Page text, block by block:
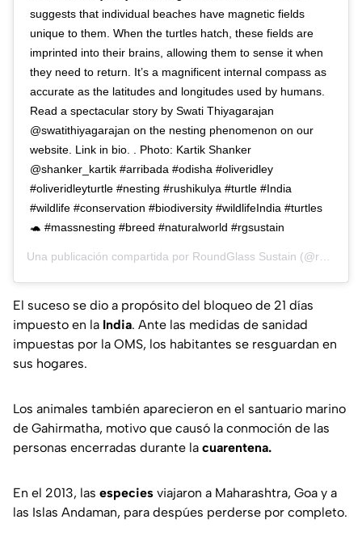
suggests that individual beaches have magnetic fields
unique to them. When the turtles hatch, these fields are
imprinted into their brains, allowing them to sense it when
they need to return. It’s a magnificent internal compass as
accurate as the latitudes and longitudes used by humans.
Read a spectacular story by Swati Thiyagarajan
@swatithiyagarajan on the nesting phenomenon on our
website. Link in bio. . Photo: Kartik Shanker
@shanker_kartik #arribada #odisha #oliveridley
#oliveridleyturtle #nesting #rushikulya #turtle #India
#wildlife #conservation #biodiversity #wildlifeIndia #turtles
🐢 #massnesting #breed #naturalworld #rgsustain
Una publicación compartida por RoundGlass Sustain (@rgsustain) el
El suceso se dio a propósito del bloqueo de 21 días
impuesto en la India. Ante las medidas de sanidad
impuestas por la OMS, los habitantes se resguardan en
sus hogares.
Los animales también aparecieron en el santuario marino
de Gahirmatha, motivo que causó la conmoción de las
personas encerradas durante la cuarentena.
En el 2013, las especies viajaron a Maharashtra, Goa y a
las Islas Andaman, para despúes perderse por completo.